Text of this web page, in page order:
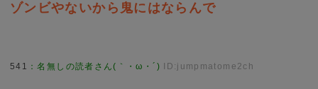
ゾンビやないから鬼にはならんで
541 ：名無しの読者さん(｀・ω・´) ID:jumpmatome2ch